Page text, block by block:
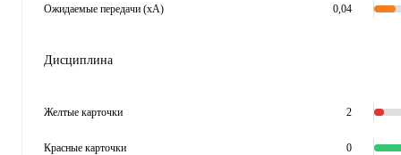
Ожидаемые передачи (xA) 0,04
Дисциплина
Желтые карточки 2
Красные карточки 0